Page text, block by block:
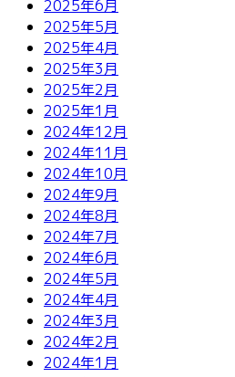
2025年6月
2025年5月
2025年4月
2025年3月
2025年2月
2025年1月
2024年12月
2024年11月
2024年10月
2024年9月
2024年8月
2024年7月
2024年6月
2024年5月
2024年4月
2024年3月
2024年2月
2024年1月